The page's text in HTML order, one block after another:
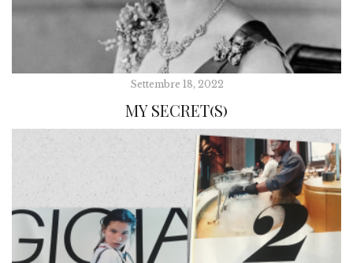
Settembre 18, 2022
MY SECRET(S)